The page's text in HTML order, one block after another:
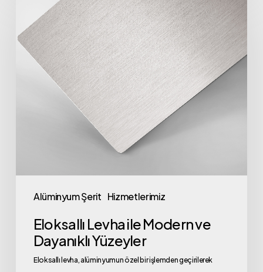
Alüminyum Şerit Hizmetlerimiz
Levha
ile
Modern
Dayanıklı
Eloksallı Levha ile Modern ve
Dayanıklı Yüzeyler
Eloksallı levha, alüminyumun özel bir işlemden geçirilerek